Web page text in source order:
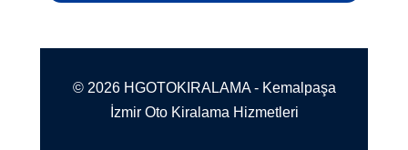
© 2026 HGOTOKIRALAMA - Kemalpaşa
İzmir Oto Kiralama Hizmetleri